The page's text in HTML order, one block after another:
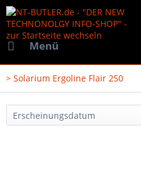
Menü
> Solarium Ergoline Flair 250